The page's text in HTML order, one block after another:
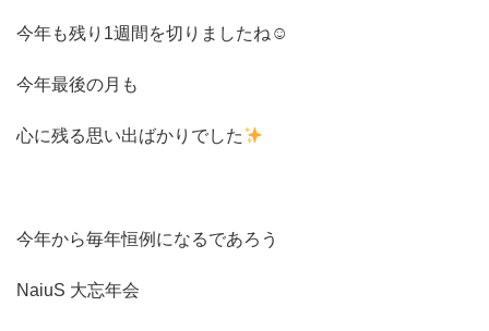
今年も残り1週間を切りましたね☺︎
今年最後の月も
心に残る思い出ばかりでした
今年から毎年恒例になるであろう
NaiuS 大忘年会